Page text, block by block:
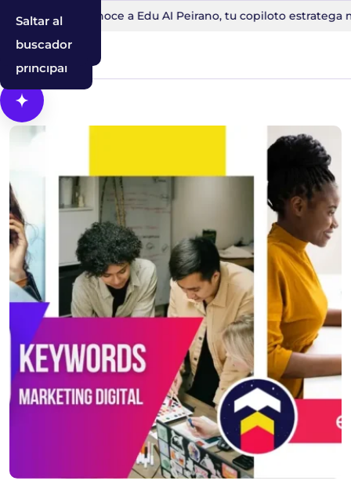
Saltar al
contenido
principal
Saltar a la
navegación
Saltar al
buscador
Conoce a Edu AI Peirano, tu copiloto estratega
Abrir Cosmos, el asistente con IA